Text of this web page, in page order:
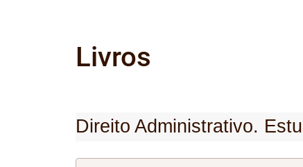
Livros
Direito Administrativo.